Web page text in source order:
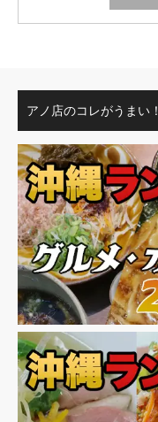
アノ店のコレがうまい！